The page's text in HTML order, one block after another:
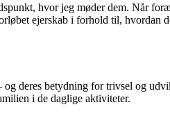
hvor jeg møder dem. Når
ejerskab i forhold til,
deres betydning for trivsel og
i de daglige aktiviteter.